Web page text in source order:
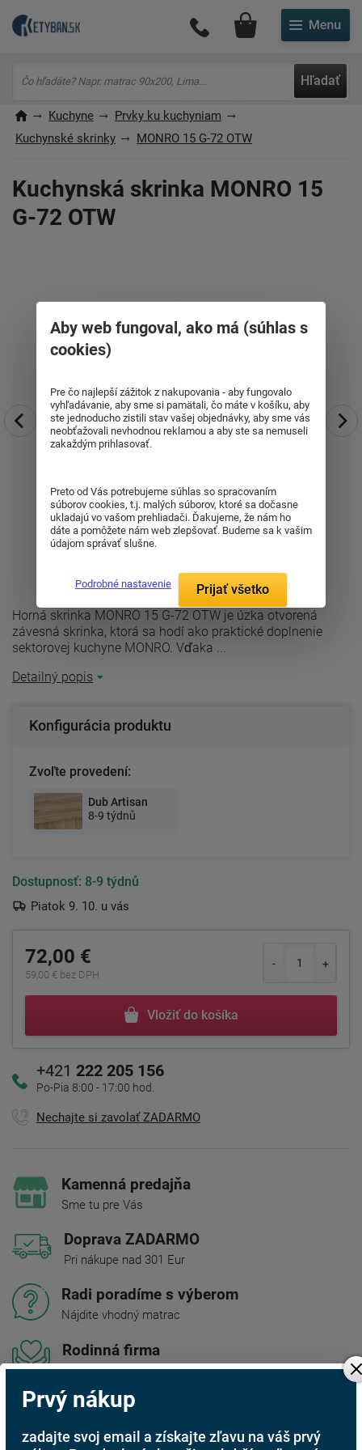
Hľadať
Môj účet
Kuchyne
Prvky ku kuchyniam
Kuchynské skrinky
MONRO 15 G-72 OTW
Kuchynská skrinka MONRO 15
G-72 OTW
Horná skrinka MONRO 15 G-72 OTW je úzka otvorená
závesná skrinka, ktorá sa hodí ako praktické doplnenie
sektorovej kuchyne MONRO. Vďaka ...
Detailný popis
Konfigurácia produktu
Zvoľte provedení:
Dub Artisan
8-9 týdnů
Dostupnosť: 8-9 týdnů
Piatok 9. 10. u vás
72,00 €
59,00 € bez DPH
Vložiť do košíka
+421 222 205 156
Po-Pia 8:00 - 17:00 hod.
Nechajte si zavolať ZADARMO
Kamenná predajňa
Sme tu pre Vás
Doprava ZADARMO
Pri nákupe nad 301 Eur
Radi poradíme s výberom
Nájdite vhodný matrac
Rodinná firma
S tradíciou od roku 1991
Popis produktu
Prvý nákup
zadajte svoj email a získajte zľavu na váš prvý
Aby web fungoval, ako má (súhlas s
cookies)
Pre čo najlepší zážitok z nakupovania - aby fungovalo
vyhľadávanie, aby sme si pamätali, čo máte v košíku, aby
ste jednoducho zistili stav vašej objednávky, aby sme vás
neobťažovali nevhodnou reklamou a aby ste sa nemuseli
zakaždým prihlasovať.
Preto od Vás potrebujeme súhlas so spracovaním
súborov cookies, t.j. malých súborov, ktoré sa dočasne
ukladajú vo vašom prehliadači. Ďakujeme, že nám ho
dáte a pomôžete nám web zlepšovať. Budeme sa k vašim
údajom správať slušne.
Podrobné nastavenie Prijať všetko